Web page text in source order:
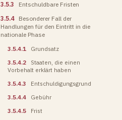
3.5.3
Entschuldbare Fristen
3.5.4
Besonderer Fall der
Handlungen für den Eintritt in die
nationale Phase
3.5.4.1
Grundsatz
3.5.4.2
Staaten, die einen
Vorbehalt erklärt haben
3.5.4.3
Entschuldigungsgrund
3.5.4.4
Gebühr
3.5.4.5
Frist